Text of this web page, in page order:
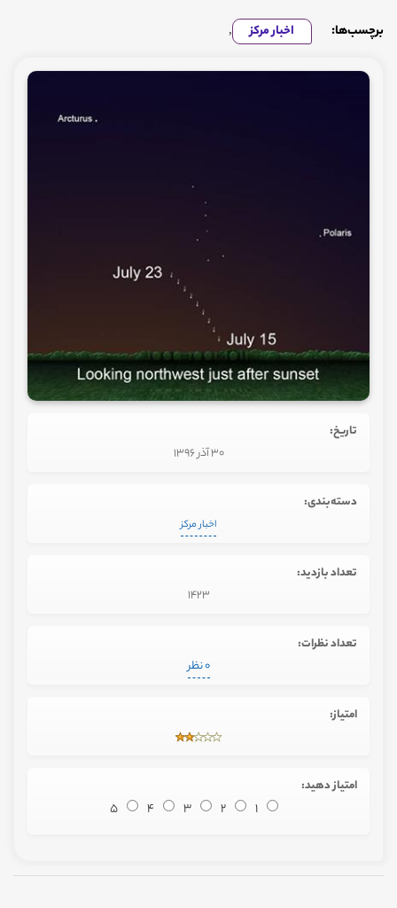
برچسب‌ها: اخبار مرکز ,
تاریخ:
30 آذر 1396
دسته‌بندی:
اخبار مرکز
تعداد بازدید:
1423
تعداد نظرات:
0 نظر
امتیاز:
امتیاز دهید:
1
2
3
4
5